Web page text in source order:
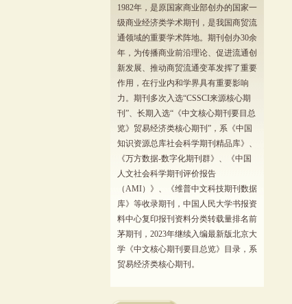
1982年，是原国家商业部创办的国家一
级商业经济类学术期刊，是我国商贸流
通领域的重要学术阵地。期刊创办30余
年，为传播商业前沿理论、促进流通创
新发展、推动商贸流通变革发挥了重要
作用，在行业内和学界具有重要影响
力。期刊多次入选“CSSCI来源核心期
刊”、长期入选“《中文核心期刊要目总
览》贸易经济类核心期刊”，系《中国
知识资源总库社会科学期刊精品库》、
《万方数据-数字化期刊群》、《中国
人文社会科学期刊评价报告
（AMI）》、《维普中文科技期刊数据
库》等收录期刊，中国人民大学书报资
料中心复印报刊资料分类转载量排名前
茅期刊，2023年继续入编最新版北京大
学《中文核心期刊要目总览》目录，系
贸易经济类核心期刊。